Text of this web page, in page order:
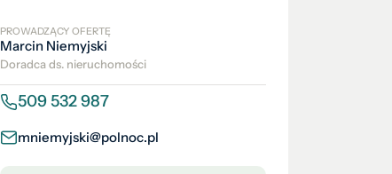
PROWADZĄCY OFERTĘ
Marcin Niemyjski
Doradca ds. nieruchomości
509 532 987
mniemyjski@polnoc.pl